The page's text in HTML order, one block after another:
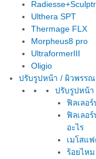
Ulthera SPT
Thermage FLX
Morpheus8 pro
UltraformerIII
Oligio
ปรับรูปหน้า / ผิวพรรณ
ปรับรูปหน้า
ฟิลเลอร์
ฟิลเลอ
อะไร
เมโสแ
ร้อยไหม